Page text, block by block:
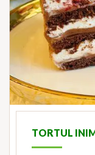
TORTUL